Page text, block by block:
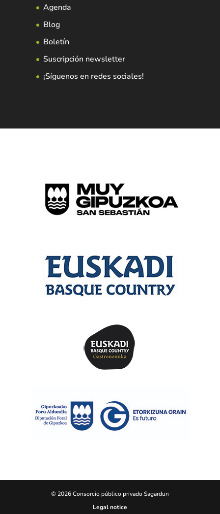
Agenda
Blog
Boletín
Suscripción newsletter
¡Síguenos en redes sociales!
© 2026 Consorcio público privado Sagardun
Legal notice